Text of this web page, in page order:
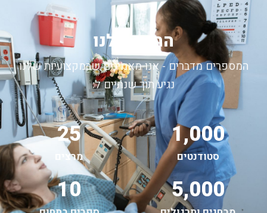
החזון שלנו
המספרים מדברים - אנו מאמינים שבמקצועיות שלנו
נגיע תוך שנתיים ל:
1,000
סטודנטים
25
מרצים
5,000
10